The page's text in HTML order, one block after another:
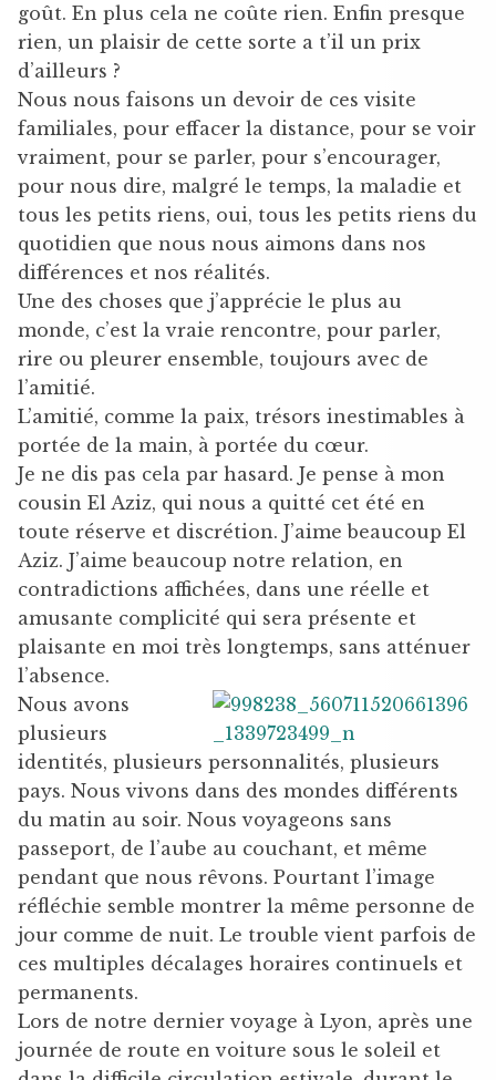
goût. En plus cela ne coûte rien. Enfin presque
rien, un plaisir de cette sorte a t’il un prix
d’ailleurs ?
Nous nous faisons un devoir de ces visite
familiales, pour effacer la distance, pour se voir
vraiment, pour se parler, pour s’encourager,
pour nous dire, malgré le temps, la maladie et
tous les petits riens, oui, tous les petits riens du
quotidien que nous nous aimons dans nos
différences et nos réalités.
Une des choses que j’apprécie le plus au
monde, c’est la vraie rencontre, pour parler,
rire ou pleurer ensemble, toujours avec de
l’amitié.
L’amitié, comme la paix, trésors inestimables à
portée de la main, à portée du cœur.
Je ne dis pas cela par hasard. Je pense à mon
cousin El Aziz, qui nous a quitté cet été en
toute réserve et discrétion. J’aime beaucoup El
Aziz. J’aime beaucoup notre relation, en
contradictions affichées, dans une réelle et
amusante complicité qui sera présente et
plaisante en moi très longtemps, sans atténuer
l’absence.
Nous avons
plusieurs
identités, plusieurs personnalités, plusieurs
pays. Nous vivons dans des mondes différents
du matin au soir. Nous voyageons sans
passeport, de l’aube au couchant, et même
pendant que nous rêvons. Pourtant l’image
réfléchie semble montrer la même personne de
jour comme de nuit. Le trouble vient parfois de
ces multiples décalages horaires continuels et
permanents.
Lors de notre dernier voyage à Lyon, après une
journée de route en voiture sous le soleil et